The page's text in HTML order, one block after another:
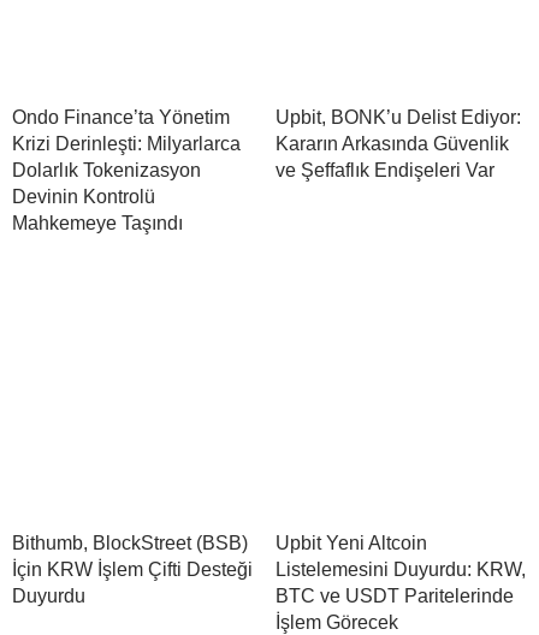
Ondo Finance’ta Yönetim
Krizi Derinleşti: Milyarlarca
Dolarlık Tokenizasyon
Devinin Kontrolü
Mahkemeye Taşındı
Upbit, BONK’u Delist Ediyor:
Kararın Arkasında Güvenlik
ve Şeffaflık Endişeleri Var
Bithumb, BlockStreet (BSB)
İçin KRW İşlem Çifti Desteği
Duyurdu
Upbit Yeni Altcoin
Listelemesini Duyurdu: KRW,
BTC ve USDT Paritelerinde
İşlem Görecek